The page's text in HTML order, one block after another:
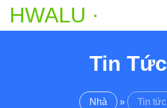
HWALU ·
Tin Tức
Nhà » Tin tức